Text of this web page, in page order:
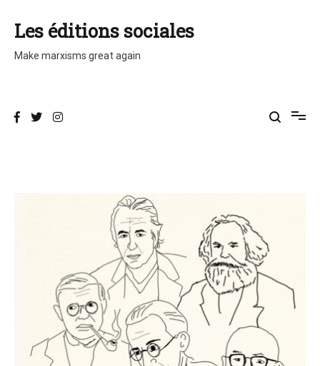
contenu
Les éditions sociales
Make marxisms great again